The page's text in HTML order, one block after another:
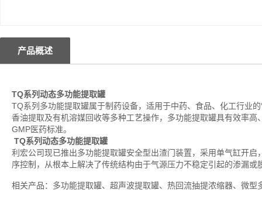
产品概述
TQ系列动态多功能提取罐
TQ系列多功能提取罐属于制药设备，适用于中药、食品、化工行业
香油提取及有机溶媒回收等多种工艺操作，多功能提取罐具有效率
GMP医药标准。
TQ系列动态多功能提取罐
利宏公司现已推出多功能提取罐安全型出渣门装置，采用单气缸开
序控制，从根本上解决了传统结构由于气源压力不稳定引起的渗漏
相关产品：多功能提取罐、超声波提取罐、热回流抽提浓缩器、微型